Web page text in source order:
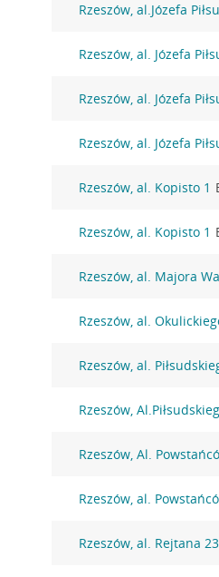
Rzeszów, al.Józefa
Rzeszów, al. Józefa
Rzeszów, al. Józefa
Rzeszów, al. Józefa
Rzeszów, al. Kopisto 1
Rzeszów, al. Kopisto 1
Rzeszów, al. Majora
Rzeszów, al.
Rzeszów, al.
Rzeszów,
Rzeszów, Al.
Rzeszów, al.
Rzeszów, al. Rejtana 23